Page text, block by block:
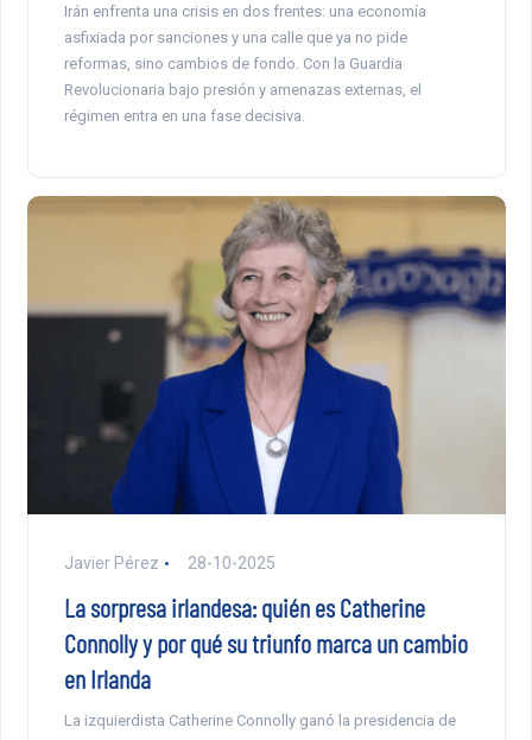
Irán enfrenta una crisis en dos frentes: una economía
asfixiada por sanciones y una calle que ya no pide
reformas, sino cambios de fondo. Con la Guardia
Revolucionaria bajo presión y amenazas externas, el
régimen entra en una fase decisiva.
Javier Pérez 28-10-2025
La sorpresa irlandesa: quién es Catherine
Connolly y por qué su triunfo marca un cambio
en Irlanda
La izquierdista Catherine Connolly ganó la presidencia de